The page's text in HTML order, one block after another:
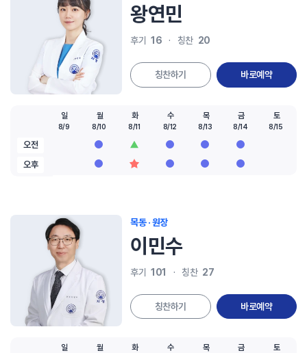
왕연민
후기 16 칭찬 20
칭찬하기 바로예약
오전
오후
일
8/9
월
8/10
화
8/11
수
8/12
목
8/13
금
8/14
토
8/15
목동 · 원장
이민수
후기 101 칭찬 27
칭찬하기 바로예약
일 월 화 수 목 금 토